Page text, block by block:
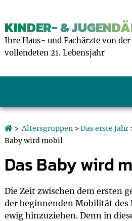
KINDER- &
Ihre Haus- und Fachärzte von
vollendeten 21. Lebensjahr
>Altersgruppen>Das erste Jahr
Baby wird mobil
Das Baby wird
Die Zeit zwischen dem ersten
der beginnenden Mobilität des
ewig hinzuziehen. Denn in